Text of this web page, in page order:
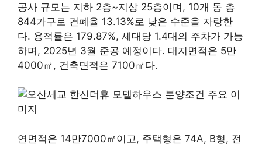
공사 규모는 지하 2층~지상 25층이며, 10개 동 총
844가구로 건폐율 13.13%로 낮은 수준을 자랑한
다. 용적률은 179.87%, 세대당 1.4대의 주차가 가능
하며, 2025년 3월 준공 예정이다. 대지면적은 5만
4000㎡, 건축면적은 7100㎡다.
연면적은 14만7000㎡이고, 주택형은 74A, B형, 전